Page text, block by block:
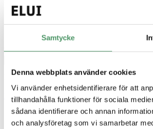
Samtycke
Denna webbplats använder cookies
Vi använder enhetsidentifierare för att
tillhandahålla funktioner för sociala
sådana identifierare och annan
och analysföretag som vi samarbetar
E-post
Stad/Kommun
Meddelande (valfritt)
Du får en kostnadsfri offert efter platsbesöket.
Boka kostnadsfritt platsbesök